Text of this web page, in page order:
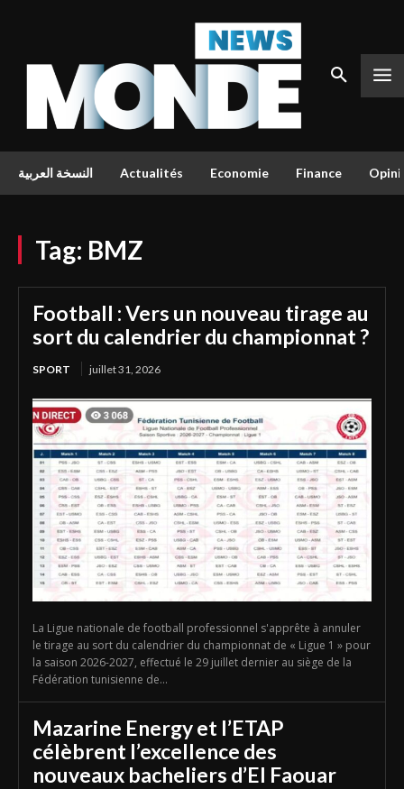
النسخة العربية Actualités Economie Finance
Tag: BMZ
Football : Vers un nouveau tirage au
sort du calendrier du championnat ?
SPORT juillet 31, 2026
La Ligue nationale de football professionnel s'apprête à annuler
le tirage au sort du calendrier du championnat de « Ligue 1 » pour
la saison 2026-2027, effectué le 29 juillet dernier au siège de la
Fédération tunisienne de...
Mazarine Energy et l’ETAP
célèbrent l’excellence des
nouveaux bacheliers d’El Faouar